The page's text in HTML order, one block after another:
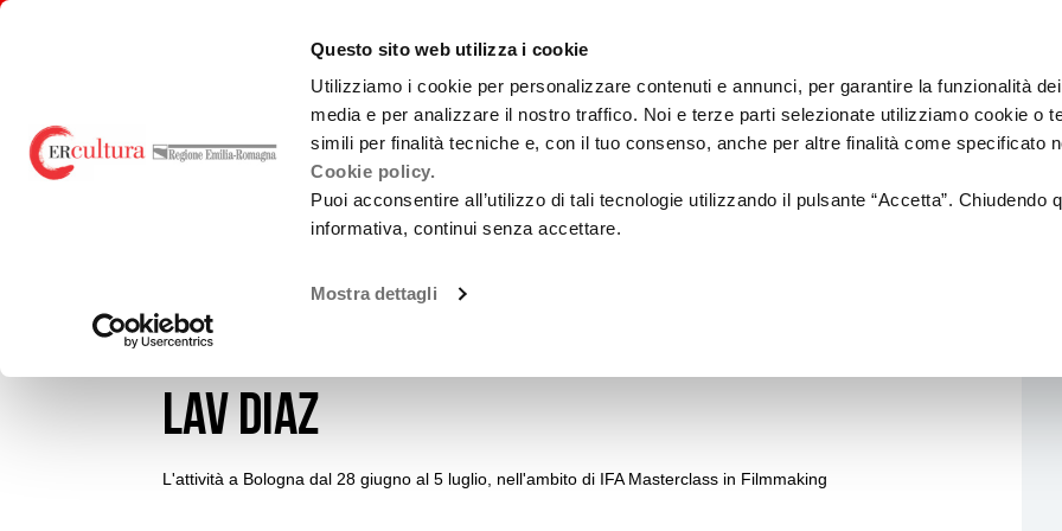
Questo sito web utilizza i cookie
Utilizziamo i cookie per personalizzare contenuti e annunci, per garantire la funzionalità
media e per analizzare il nostro traffico. Noi e terze parti selezionate utilizziamo cookie o
simili per finalità tecniche e, con il tuo consenso, anche per altre finalità come specificato
Cookie policy.
Puoi acconsentire all’utilizzo di tali tecnologie utilizzando il pulsante “Accetta”. Chiudendo
informativa, continui senza accettare.
Mostra dettagli
emiliaromagnacultura/ cinema
E-R FILM COMMISSION
Accordi territoriali
Analisi Dati
BANDI
Sviluppo
Produzione
Normativa di
Riferimento
PRODUZIONE
Location
PROMOZIONE SALE
cura
Assessorato
Cultura
Paesaggio
CASTING
Cercasi volontari e volontarie per
interpretare i corti supervisionati da
Lav Diaz
L'attività a Bologna dal 28 giugno al 5 luglio, nell'ambito di IFA Masterclass in Filmmaking